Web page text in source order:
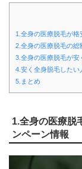
1.全身の医療脱毛が
2.全身の医療脱毛の総
3.全身の医療脱毛が
4.安く全身脱毛したい
5.まとめ
1.全身の医療脱
ンペーン情報